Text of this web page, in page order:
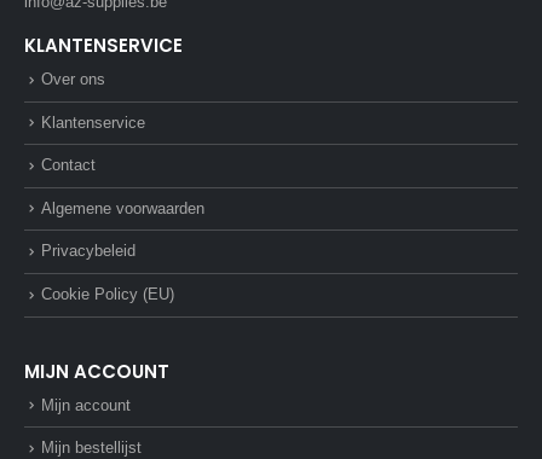
KLANTENSERVICE
Over ons
Klantenservice
Contact
Algemene voorwaarden
Privacybeleid
Cookie Policy (EU)
MIJN ACCOUNT
Mijn account
Mijn bestellijst